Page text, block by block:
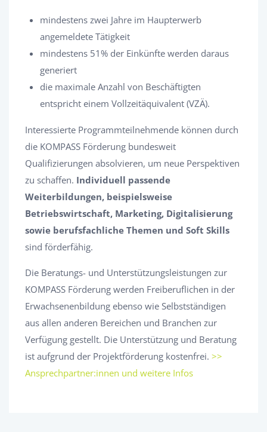
mindestens zwei Jahre im Haupterwerb
angemeldete Tätigkeit
mindestens 51% der Einkünfte werden daraus
generiert
die maximale Anzahl von Beschäftigten
entspricht einem Vollzeitäquivalent (VZÄ).
Interessierte Programmteilnehmende können durch
die KOMPASS Förderung bundesweit
Qualifizierungen absolvieren, um neue Perspektiven
zu schaffen. Individuell passende
Weiterbildungen, beispielsweise
Betriebswirtschaft, Marketing, Digitalisierung
sowie berufsfachliche Themen und Soft Skills
sind förderfähig.
Die Beratungs- und Unterstützungsleistungen zur
KOMPASS Förderung werden Freiberuflichen in der
Erwachsenenbildung ebenso wie Selbstständigen
aus allen anderen Bereichen und Branchen zur
Verfügung gestellt. Die Unterstützung und Beratung
ist aufgrund der Projektförderung kostenfrei. >>
Ansprechpartner:innen und weitere Infos